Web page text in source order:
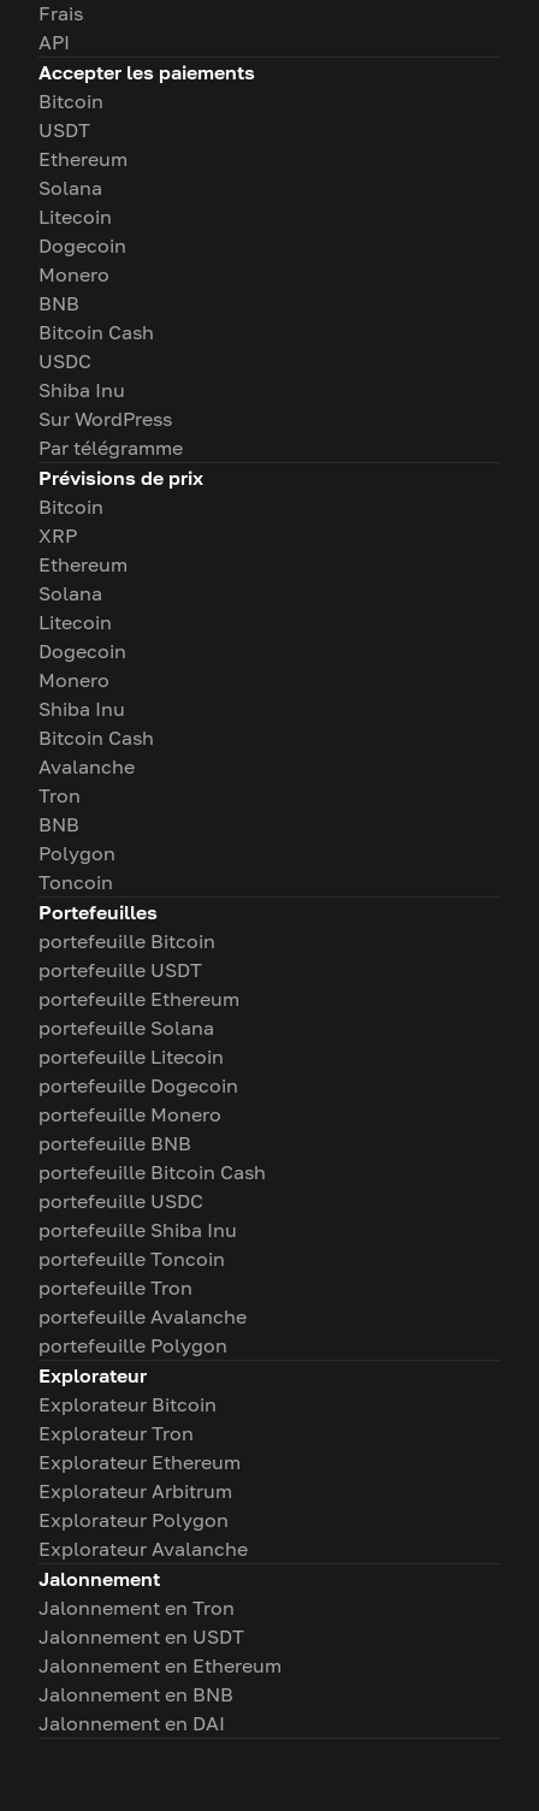
Frais
API
Accepter les paiements
Bitcoin
USDT
Ethereum
Solana
Litecoin
Dogecoin
Monero
BNB
Bitcoin Cash
USDC
Shiba Inu
Sur WordPress
Par télégramme
Prévisions de prix
Bitcoin
XRP
Ethereum
Solana
Litecoin
Dogecoin
Monero
Shiba Inu
Bitcoin Cash
Avalanche
Tron
BNB
Polygon
Toncoin
Portefeuilles
portefeuille Bitcoin
portefeuille USDT
portefeuille Ethereum
portefeuille Solana
portefeuille Litecoin
portefeuille Dogecoin
portefeuille Monero
portefeuille BNB
portefeuille Bitcoin Cash
portefeuille USDC
portefeuille Shiba Inu
portefeuille Toncoin
portefeuille Tron
portefeuille Avalanche
portefeuille Polygon
Explorateur
Explorateur Bitcoin
Explorateur Tron
Explorateur Ethereum
Explorateur Arbitrum
Explorateur Polygon
Explorateur Avalanche
Jalonnement
Jalonnement en Tron
Jalonnement en USDT
Jalonnement en Ethereum
Jalonnement en BNB
Jalonnement en DAI